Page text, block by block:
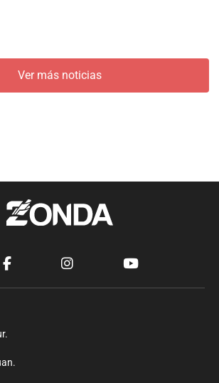
Ver más noticias